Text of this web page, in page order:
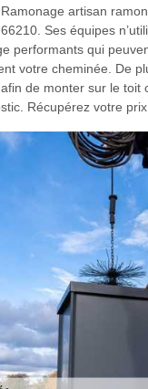
artisan
Ses équipes
performants qui
votre cheminée. De
de monter sur le toit
Récupérez votre